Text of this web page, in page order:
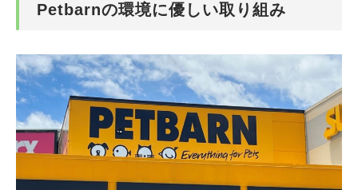
Petbarnの環境に優しい取り組み